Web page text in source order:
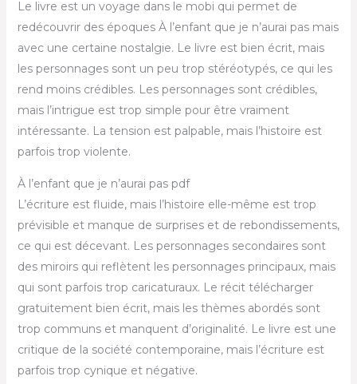
Le livre est un voyage dans le mobi qui permet de
redécouvrir des époques À l’enfant que je n’aurai pas mais
avec une certaine nostalgie. Le livre est bien écrit, mais
les personnages sont un peu trop stéréotypés, ce qui les
rend moins crédibles. Les personnages sont crédibles,
mais l’intrigue est trop simple pour être vraiment
intéressante. La tension est palpable, mais l’histoire est
parfois trop violente.
À l’enfant que je n’aurai pas pdf
L’écriture est fluide, mais l’histoire elle-même est trop
prévisible et manque de surprises et de rebondissements,
ce qui est décevant. Les personnages secondaires sont
des miroirs qui reflètent les personnages principaux, mais
qui sont parfois trop caricaturaux. Le récit télécharger
gratuitement bien écrit, mais les thèmes abordés sont
trop communs et manquent d’originalité. Le livre est une
critique de la société contemporaine, mais l’écriture est
parfois trop cynique et négative.